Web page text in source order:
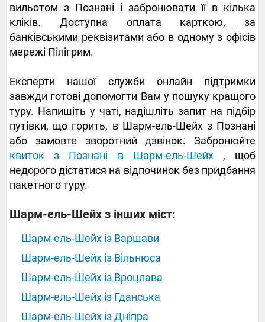
вильотом з Познані і забронювати її в кілька
кліків. Доступна оплата карткою, за
банківськими реквізитами або в одному з офісів
мережі Пілігрим.
Експерти нашої служби онлайн підтримки
завжди готові допомогти Вам у пошуку кращого
туру. Напишіть у чаті, надішліть запит на підбір
путівки, що горить, в Шарм-ель-Шейх з Познані
або замовте зворотний дзвінок. Забронюйте
квиток з Познані в Шарм-ель-Шейх, щоб
недорого дістатися на відпочинок без придбання
пакетного туру.
Шарм-ель-Шейх з інших міст:
Шарм-ель-Шейх із Варшави
Шарм-ель-Шейх із Вільнюса
Шарм-ель-Шейх із Вроцлава
Шарм-ель-Шейх із Гданська
Шарм-ель-Шейх із Дніпра